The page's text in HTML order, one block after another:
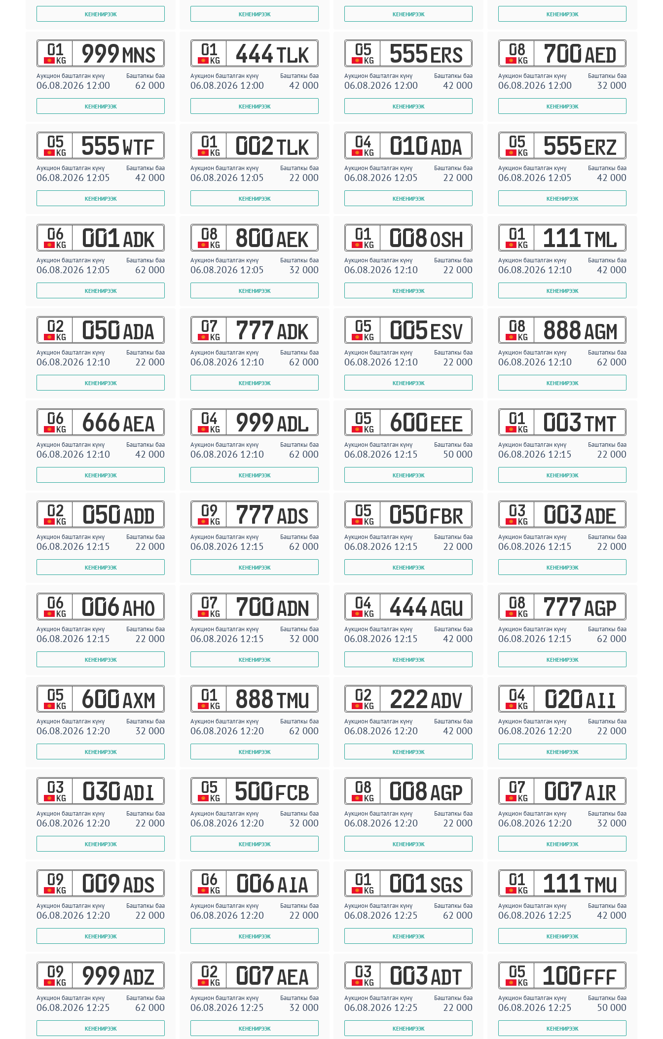
01
KG 999 MNS
Аукцион башталган күнү Баштапкы баа
06.08.2026 12:00 62 000
01
KG 444 TLK
Аукцион башталган күнү Баштапкы баа
06.08.2026 12:00 42 000
05
KG 555 ERS
Аукцион башталган күнү Баштапкы баа
06.08.2026 12:00 42 000
08
KG 700 AED
Аукцион башталган күнү Баштапкы баа
06.08.2026 12:00 32 000
05
KG 555 WTF
Аукцион башталган күнү Баштапкы баа
06.08.2026 12:05 42 000
01
KG 002 TLK
Аукцион башталган күнү Баштапкы баа
06.08.2026 12:05 22 000
04
KG 010 ADA
Аукцион башталган күнү Баштапкы баа
06.08.2026 12:05 22 000
05
KG 555 ERZ
Аукцион башталган күнү Баштапкы баа
06.08.2026 12:05 42 000
06
KG 001 ADK
Аукцион башталган күнү Баштапкы баа
06.08.2026 12:05 62 000
08
KG 800 AEK
Аукцион башталган күнү Баштапкы баа
06.08.2026 12:05 32 000
01
KG 008 OSH
Аукцион башталган күнү Баштапкы баа
06.08.2026 12:10 22 000
01
KG 111 TML
Аукцион башталган күнү Баштапкы баа
06.08.2026 12:10 42 000
02
KG 050 ADA
Аукцион башталган күнү Баштапкы баа
06.08.2026 12:10 22 000
07
KG 777 ADK
Аукцион башталган күнү Баштапкы баа
06.08.2026 12:10 62 000
05
KG 005 ESV
Аукцион башталган күнү Баштапкы баа
06.08.2026 12:10 22 000
08
KG 888 AGM
Аукцион башталган күнү Баштапкы баа
06.08.2026 12:10 62 000
06
KG 666 AEA
Аукцион башталган күнү Баштапкы баа
06.08.2026 12:10 42 000
04
KG 999 ADL
Аукцион башталган күнү Баштапкы баа
06.08.2026 12:10 62 000
05
KG 600 EEE
Аукцион башталган күнү Баштапкы баа
06.08.2026 12:15 50 000
01
KG 003 TMT
Аукцион башталган күнү Баштапкы баа
06.08.2026 12:15 22 000
02
KG 050 ADD
Аукцион башталган күнү Баштапкы баа
06.08.2026 12:15 22 000
09
KG 777 ADS
Аукцион башталган күнү Баштапкы баа
06.08.2026 12:15 62 000
05
KG 050 FBR
Аукцион башталган күнү Баштапкы баа
06.08.2026 12:15 22 000
03
KG 003 ADE
Аукцион башталган күнү Баштапкы баа
06.08.2026 12:15 22 000
06
KG 006 AHO
Аукцион башталган күнү Баштапкы баа
06.08.2026 12:15 22 000
07
KG 700 ADN
Аукцион башталган күнү Баштапкы баа
06.08.2026 12:15 32 000
04
KG 444 AGU
Аукцион башталган күнү Баштапкы баа
06.08.2026 12:15 42 000
08
KG 777 AGP
Аукцион башталган күнү Баштапкы баа
06.08.2026 12:15 62 000
05
KG 600 AXM
Аукцион башталган күнү Баштапкы баа
06.08.2026 12:20 32 000
01
KG 888 TMU
Аукцион башталган күнү Баштапкы баа
06.08.2026 12:20 62 000
02
KG 222 ADV
Аукцион башталган күнү Баштапкы баа
06.08.2026 12:20 42 000
04
KG 020 AII
Аукцион башталган күнү Баштапкы баа
06.08.2026 12:20 22 000
03
KG 030 ADI
Аукцион башталган күнү Баштапкы баа
06.08.2026 12:20 22 000
05
KG 500 FCB
Аукцион башталган күнү Баштапкы баа
06.08.2026 12:20 32 000
08
KG 008 AGP
Аукцион башталган күнү Баштапкы баа
06.08.2026 12:20 22 000
07
KG 007 AIR
Аукцион башталган күнү Баштапкы баа
06.08.2026 12:20 32 000
09
KG 009 ADS
Аукцион башталган күнү Баштапкы баа
06.08.2026 12:20 22 000
06
KG 006 AIA
Аукцион башталган күнү Баштапкы баа
06.08.2026 12:20 22 000
01
KG 001 SGS
Аукцион башталган күнү Баштапкы баа
06.08.2026 12:25 62 000
01
KG 111 TMU
Аукцион башталган күнү Баштапкы баа
06.08.2026 12:25 42 000
09
KG 999 ADZ
Аукцион башталган күнү Баштапкы баа
06.08.2026 12:25 62 000
02
KG 007 AEA
Аукцион башталган күнү Баштапкы баа
06.08.2026 12:25 32 000
03
KG 003 ADT
Аукцион башталган күнү Баштапкы баа
06.08.2026 12:25 22 000
05
KG 100 FFF
Аукцион башталган күнү Баштапкы баа
06.08.2026 12:25 50 000